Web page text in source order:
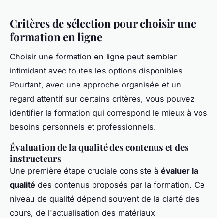
Critères de sélection pour choisir une
formation en ligne
Choisir une formation en ligne peut sembler
intimidant avec toutes les options disponibles.
Pourtant, avec une approche organisée et un
regard attentif sur certains critères, vous pouvez
identifier la formation qui correspond le mieux à vos
besoins personnels et professionnels.
Évaluation de la qualité des contenus et des
instructeurs
Une première étape cruciale consiste à évaluer la
qualité des contenus proposés par la formation. Ce
niveau de qualité dépend souvent de la clarté des
cours, de l'actualisation des matériaux